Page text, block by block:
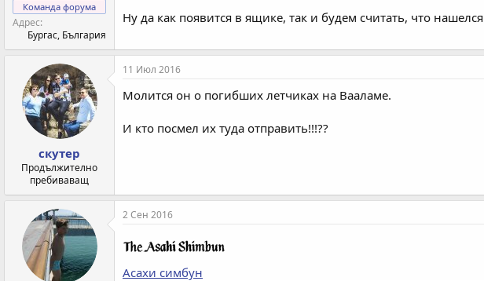
Команда форума
Адрес
Бургас, България
Ну да как появится в ящике, так и будем считать, что нашелся
скутер
Продължително
пребиваващ
11 Июл 2016
Молится он о погибших летчиках на Вааламе.
И кто посмел их туда отправить!!!??
2 Сен 2016
Асахи симбун